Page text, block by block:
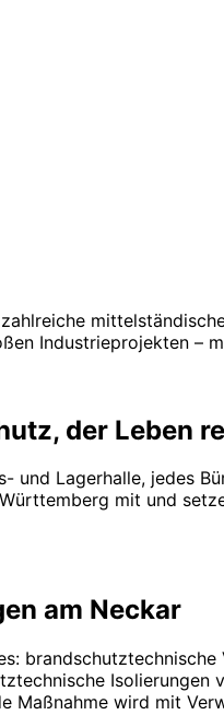
Industrieprojekten –
der Leben
Lagerhalle, jedes
mit und
am Neckar
Maßnahme wird mit